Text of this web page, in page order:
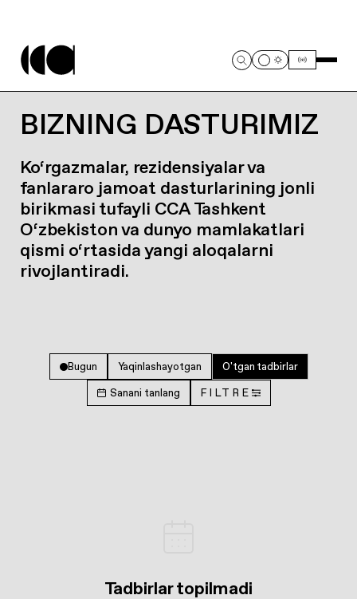
BIZNING DASTURIMIZ
Ko‘rgazmalar, rezidensiyalar va
fanlararo jamoat dasturlarining jonli
birikmasi tufayli CCA Tashkent
O‘zbekiston va dunyo mamlakatlari
qismi o‘rtasida yangi aloqalarni
rivojlantiradi.
Bugun Yaqinlashayotgan O'tgan tadbirlar
Sanani tanlang FILTRE
Tadbirlar topilmadi